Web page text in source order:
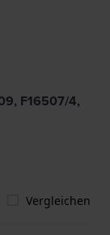
F16507/4,
Vergleichen